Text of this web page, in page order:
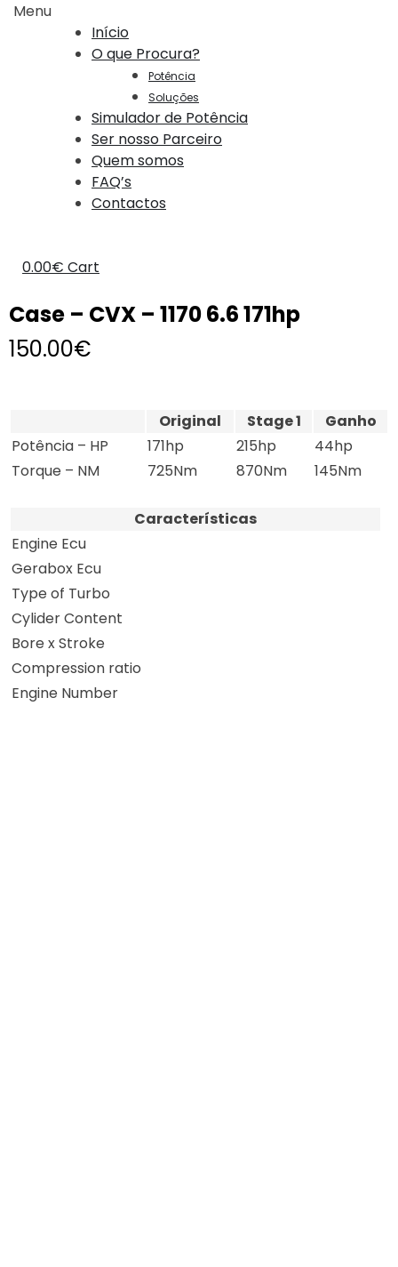
Menu
Início
O que Procura?
Potência
Soluções
Simulador de Potência
Ser nosso Parceiro
Quem somos
FAQ’s
Contactos
0.00€ Cart
Case – CVX – 1170 6.6 171hp
150.00€
Original Stage 1
Ganho
Potência – HP
171hp 215hp
44hp
Torque – NM
725Nm 870Nm 145Nm
Características
Engine Ecu
Gerabox Ecu
Type of Turbo
Cylider Content
Bore x Stroke
Compression ratio
Engine Number